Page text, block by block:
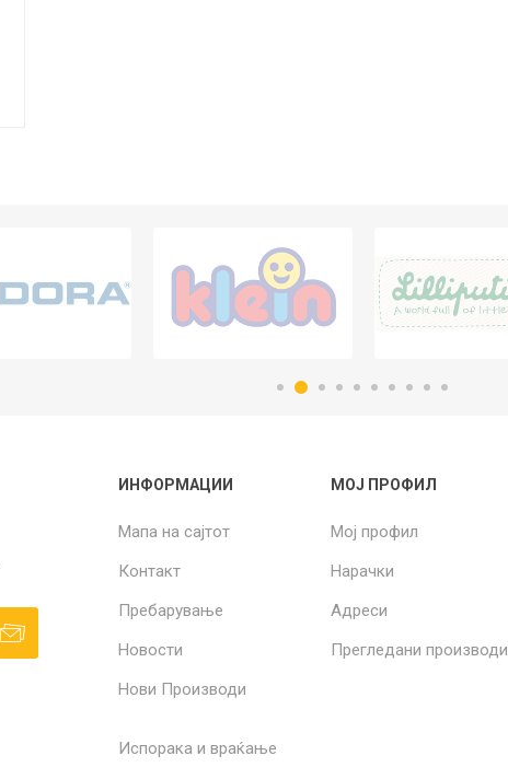
ИНФОРМАЦИИ
Мапа на сајтот
Контакт
Пребарување
Новости
Нови Производи
Испорака и враќање
МОЈ ПРОФИЛ
Мој профил
Нарачки
Адреси
Прегледани производи